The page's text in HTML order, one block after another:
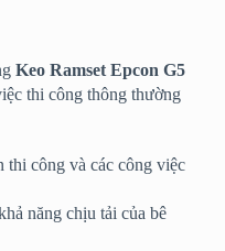
Keo Ramset Epcon G5
thi công thông thường
thi công và các công việc
năng chịu tải của bê